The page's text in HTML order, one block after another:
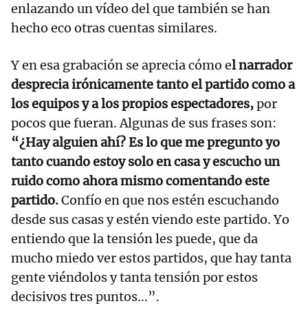
enlazando un vídeo del que también se han
hecho eco otras cuentas similares.
Y en esa grabación se aprecia cómo el narrador
desprecia irónicamente tanto el partido como a
los equipos y a los propios espectadores,por
pocos que fueran. Algunas de sus frases son:
“¿Hay alguien ahí? Es lo que me pregunto yo
tanto cuando estoy solo en casa y escucho un
ruido como ahora mismo comentando este
partido.Confío en que nos estén escuchando
desde sus casas y estén viendo este partido. Yo
entiendo que la tensión les puede, que da
mucho miedo ver estos partidos, que hay tanta
gente viéndolos y tanta tensión por estos
decisivos tres puntos...”.